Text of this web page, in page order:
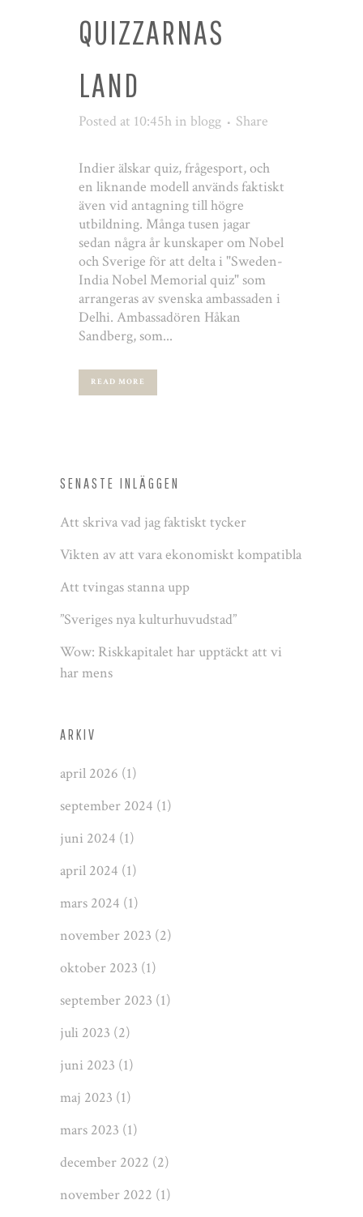
QUIZZARNAS
LAND
Posted at 10:45h in blogg Share
Indier älskar quiz, frågesport, och
en liknande modell används faktiskt
även vid antagning till högre
utbildning. Många tusen jagar
sedan några år kunskaper om Nobel
och Sverige för att delta i "Sweden-
India Nobel Memorial quiz" som
arrangeras av svenska ambassaden i
Delhi. Ambassadören Håkan
Sandberg, som...
READ MORE
SENASTE INLÄGGEN
Att skriva vad jag faktiskt tycker
Vikten av att vara ekonomiskt kompatibla
Att tvingas stanna upp
”Sveriges nya kulturhuvudstad”
Wow: Riskkapitalet har upptäckt att vi
har mens
ARKIV
april 2026 (1)
september 2024 (1)
juni 2024 (1)
april 2024 (1)
mars 2024 (1)
november 2023 (2)
oktober 2023 (1)
september 2023 (1)
juli 2023 (2)
juni 2023 (1)
maj 2023 (1)
mars 2023 (1)
december 2022 (2)
november 2022 (1)